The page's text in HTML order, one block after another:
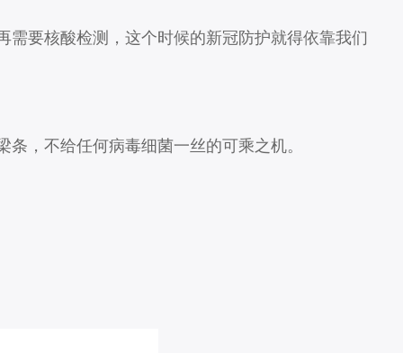
要核酸检测，这个时候的新冠防护就得依靠我们
，不给任何病毒细菌一丝的可乘之机。